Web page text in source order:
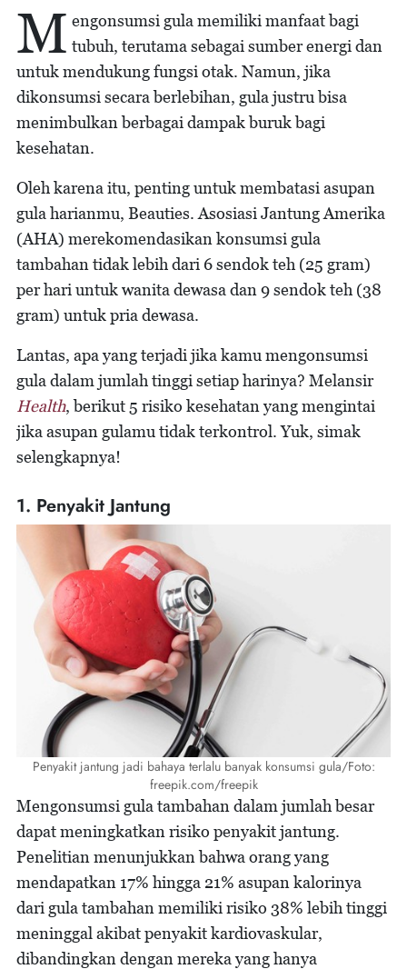
M engonsumsi gula memiliki manfaat bagi
tubuh, terutama sebagai sumber energi dan
untuk mendukung fungsi otak. Namun, jika
dikonsumsi secara berlebihan, gula justru bisa
menimbulkan berbagai dampak buruk bagi
kesehatan.
Oleh karena itu, penting untuk membatasi asupan
gula harianmu, Beauties. Asosiasi Jantung Amerika
(AHA) merekomendasikan konsumsi gula
tambahan tidak lebih dari 6 sendok teh (25 gram)
per hari untuk wanita dewasa dan 9 sendok teh (38
gram) untuk pria dewasa.
Lantas, apa yang terjadi jika kamu mengonsumsi
gula dalam jumlah tinggi setiap harinya? Melansir
Health, berikut 5 risiko kesehatan yang mengintai
jika asupan gulamu tidak terkontrol. Yuk, simak
selengkapnya!
1. Penyakit Jantung
Penyakit jantung jadi bahaya terlalu banyak konsumsi gula/Foto:
freepik.com/freepik
Mengonsumsi gula tambahan dalam jumlah besar
dapat meningkatkan risiko penyakit jantung.
Penelitian menunjukkan bahwa orang yang
mendapatkan 17% hingga 21% asupan kalorinya
dari gula tambahan memiliki risiko 38% lebih tinggi
meninggal akibat penyakit kardiovaskular,
dibandingkan dengan mereka yang hanya